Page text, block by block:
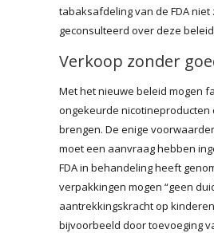
tabaksafdeling van de FDA niet
geconsulteerd over deze
Verkoop zonder
Met het nieuwe beleid mogen
ongekeurde nicotineproducten
brengen. De enige
moet een aanvraag hebben
FDA in behandeling heeft
verpakkingen mogen “geen
aantrekkingskracht op
bijvoorbeeld door toevoeging